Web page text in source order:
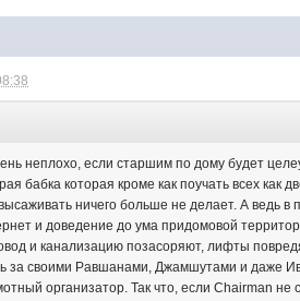
неплохо, если старшим по дому будет
бабка которая кроме как поучать всех как
ничего больше не делает. А ведь
и доведение до ума придомовой
и канализацию позасоряют, лифты
за своими Равшанами, Джамшутами и даже
организатор. Так что, если Chairman не